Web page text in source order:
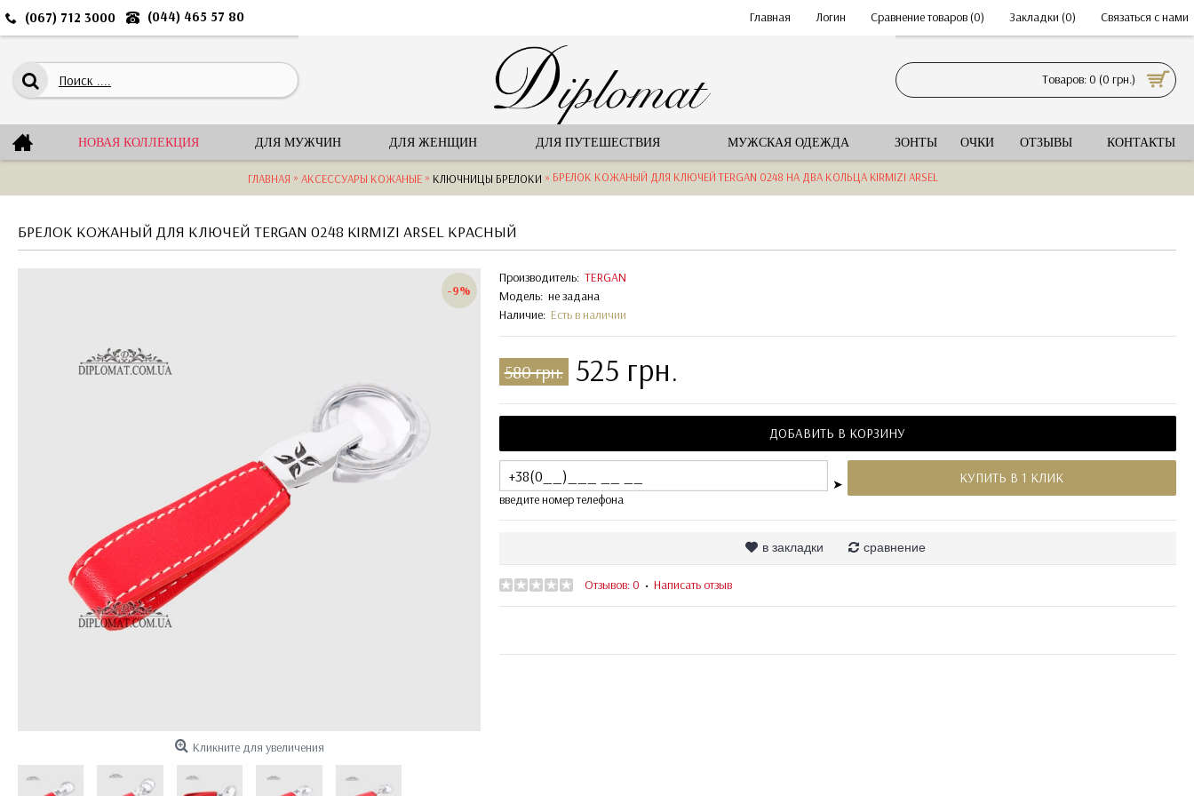
(067) 712 3000 (044) 465 57 80 Главная Логин Сравнение товаров (0) Закладки (0) Связаться с нами
Товаров: 0 (0 грн.)
НОВАЯ КОЛЛЕКЦИЯ ДЛЯ МУЖЧИН ДЛЯ ЖЕНЩИН ДЛЯ ПУТЕШЕСТВИЯ МУЖСКАЯ ОДЕЖДА ЗОНТЫ ОЧКИ ОТЗЫВЫ КОНТАКТЫ
ГЛАВНАЯ » АКСЕССУАРЫ КОЖАНЫЕ» КЛЮЧНИЦЫ БРЕЛОКИ » БРЕЛОК КОЖАНЫЙ ДЛЯ КЛЮЧЕЙ TERGAN 0248 НА ДВА КОЛЬЦА KIRMIZI ARSEL
БРЕЛОК КОЖАНЫЙ ДЛЯ КЛЮЧЕЙ TERGAN 0248 KIRMIZI ARSEL КРАСНЫЙ
-9%
Кликните для увеличения
Производитель: TERGAN
Модель: не задана
Наличие: Есть в наличии
580 грн. 525 грн.
ДОБАВИТЬ В КОРЗИНУ
введите номер телефона
➤ КУПИТЬ В 1 КЛИК
в закладки сравнение
Отзывов: 0 • Написать отзыв